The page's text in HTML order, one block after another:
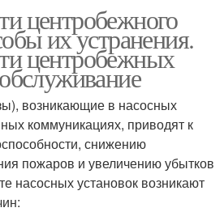
центробежного
их устранения.
центробежных
возникающие в насосных
коммуникациях, приводят к
снижению
пожаров и увеличению убытков
насосных установок возникают